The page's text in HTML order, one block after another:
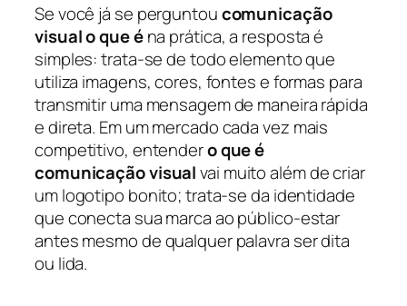
Se você já se perguntoucomunicação
visual o que éna prática, a resposta é
simples: trata-se de todo elemento que
utiliza imagens, cores, fontes e formas para
transmitir uma mensagem de maneira rápida
e direta. Em um mercado cada vez mais
competitivo, entendero que é
comunicação visualvai muito além de criar
um logotipo bonito; trata-se da identidade
que conecta sua marca ao público-estar
antes mesmo de qualquer palavra ser dita
ou lida.